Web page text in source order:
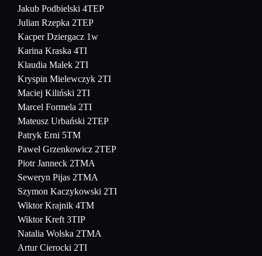
Jakub Podbielski 4TEP
Julian Rzepka 2TEP
Kacper Dziergacz 1w
Karina Kraska 4TI
Klaudia Malek 2TI
Kryspin Mielewczyk 2TI
Maciej Kiliński 2TI
Marcel Formela 2TI
Mateusz Urbański 2TEP
Patryk Erni 5TM
Paweł Grzenkowicz 2TEP
Piotr Janneck 2TMA
Seweryn Pijas 2TMA
Szymon Kaczykowski 2TI
Wiktor Krajnik 4TM
Wiktor Kreft 3TIP
Natalia Wolska 2TMA
Artur Cierocki 2TI